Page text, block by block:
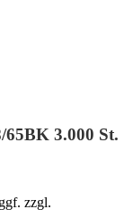
3.000 St.
zzgl.